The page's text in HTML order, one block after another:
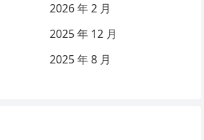
2026 年 2 月
2025 年 12 月
2025 年 8 月